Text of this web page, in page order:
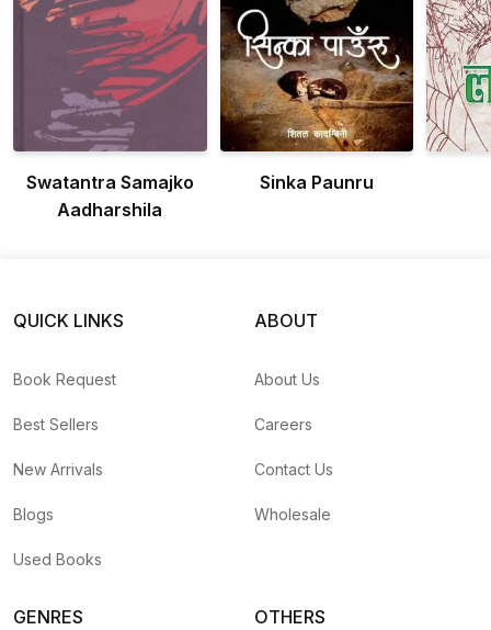
Swatantra Samajko
Aadharshila
Sinka Paunru
QUICK LINKS
Book Request
Best Sellers
New Arrivals
Blogs
Used Books
ABOUT
About Us
Careers
Contact Us
Wholesale
GENRES OTHERS